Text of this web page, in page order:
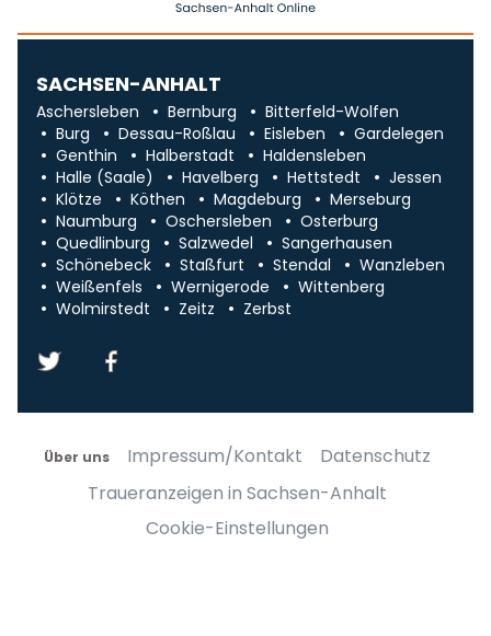
SACHSEN-ANHALT
Aschersleben Bernburg
Bitterfeld-Wolfen
Burg
Dessau-Roßlau Eisleben
Gardelegen
Genthin
Halberstadt
Haldensleben
Halle (Saale)
Havelberg Hettstedt
Jessen
Klötze
Köthen Magdeburg
Merseburg
Naumburg
Oschersleben
Osterburg
Quedlinburg
Salzwedel
Sangerhausen
Schönebeck
Staßfurt Stendal
Wanzleben
Weißenfels
Wernigerode
Wittenberg
Wolmirstedt
Zeitz Zerbst
Über uns Impressum/Kontakt
Datenschutz
Traueranzeigen in Sachsen-Anhalt
Cookie-Einstellungen